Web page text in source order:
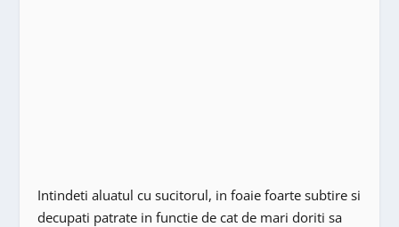
Intindeti aluatul cu sucitorul, in foaie foarte subtire si
decupati patrate in functie de cat de mari doriti sa